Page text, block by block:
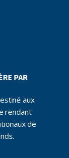
PAR
aux
rendant
de